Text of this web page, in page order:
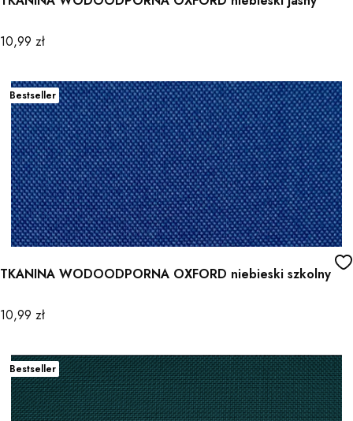
Cena
10,99 zł
Bestseller
TKANINA WODOODPORNA OXFORD niebieski szkolny
Cena
10,99 zł
Bestseller